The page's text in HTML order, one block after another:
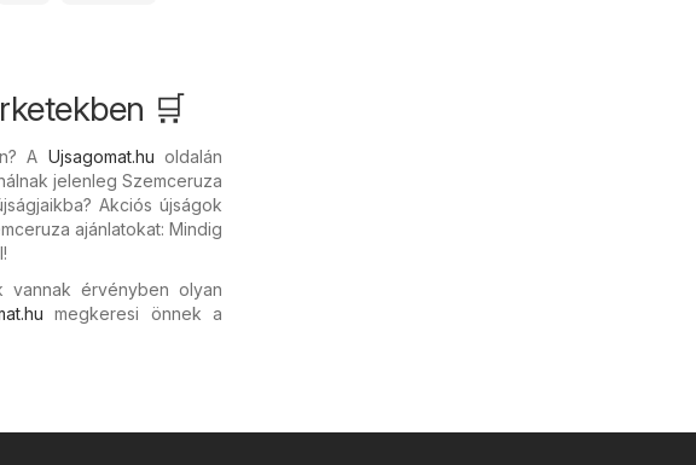
🛒
A Ujsagomat.hu oldalán
jelenleg Szemceruza
Akciós újságok
ajánlatokat: Mindig
vannak érvényben olyan
megkeresi önnek a